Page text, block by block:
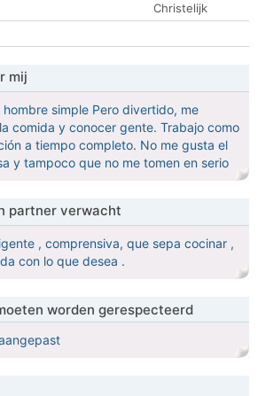
Christelijk
mij
simple Pero divertido, me
comida y conocer gente. Trabajo como
a tiempo completo. No me gusta el
y tampoco que no me tomen en serio
partner verwacht
, comprensiva, que sepa cocinar ,
con lo que desea .
worden gerespecteerd